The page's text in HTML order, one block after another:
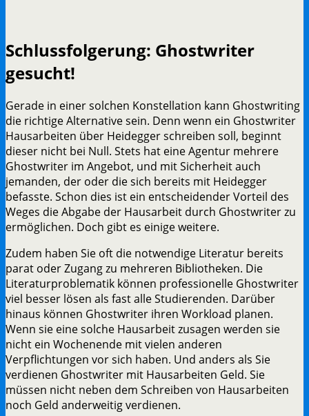
Schlussfolgerung: Ghostwriter
gesucht!
Gerade in einer solchen Konstellation kann Ghostwriting
die richtige Alternative sein. Denn wenn ein Ghostwriter
Hausarbeiten über Heidegger schreiben soll, beginnt
dieser nicht bei Null. Stets hat eine Agentur mehrere
Ghostwriter im Angebot, und mit Sicherheit auch
jemanden, der oder die sich bereits mit Heidegger
befasste. Schon dies ist ein entscheidender Vorteil des
Weges die Abgabe der Hausarbeit durch Ghostwriter zu
ermöglichen. Doch gibt es einige weitere.
Zudem haben Sie oft die notwendige Literatur bereits
parat oder Zugang zu mehreren Bibliotheken. Die
Literaturproblematik können professionelle Ghostwriter
viel besser lösen als fast alle Studierenden. Darüber
hinaus können Ghostwriter ihren Workload planen.
Wenn sie eine solche Hausarbeit zusagen werden sie
nicht ein Wochenende mit vielen anderen
Verpflichtungen vor sich haben. Und anders als Sie
verdienen Ghostwriter mit Hausarbeiten Geld. Sie
müssen nicht neben dem Schreiben von Hausarbeiten
noch Geld anderweitig verdienen.